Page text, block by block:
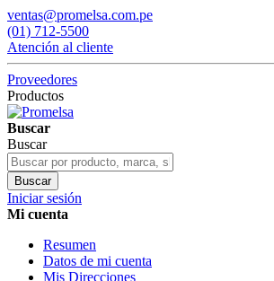
ventas@promelsa.com.pe
(01) 712-5500
Atención al cliente
Proveedores
Productos
Buscar
Buscar
Buscar
Iniciar sesión
Mi cuenta
Resumen
Datos de mi cuenta
Mis Direcciones